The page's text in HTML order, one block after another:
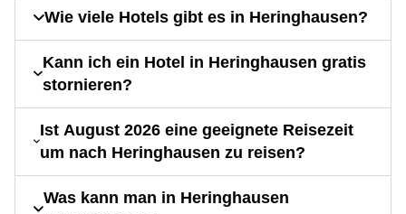
Wie viele Hotels gibt es in Heringhausen?
Kann ich ein Hotel in Heringhausen gratis
stornieren?
Ist August 2026 eine geeignete Reisezeit
um nach Heringhausen zu reisen?
Was kann man in Heringhausen